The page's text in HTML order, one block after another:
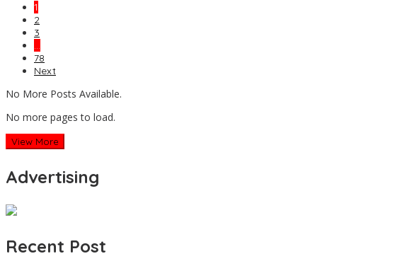
1
2
3
…
78
Next
No More Posts Available.
No more pages to load.
View More
Advertising
Recent Post